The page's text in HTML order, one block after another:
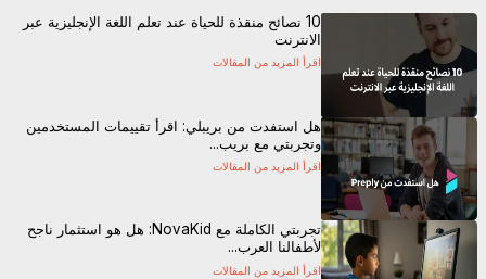
اذهب إلى الموقع
10 نصائح منقذة للحياة عند تعلم اللغة الإنجليزية عبر
الانترنت
اقرأ المزيد من المقالات
هل استفدت من بريبلي: اقرأ تقييمات المستخدمين
وتجربتي مع بريب...
اقرأ المزيد من المقالات
تجربتي الكاملة مع NovaKid: هل هو استثمار ناجح
لأطفالنا العرب...
اقرأ المزيد من المقالات